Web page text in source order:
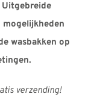
wasbakken op
verzending!